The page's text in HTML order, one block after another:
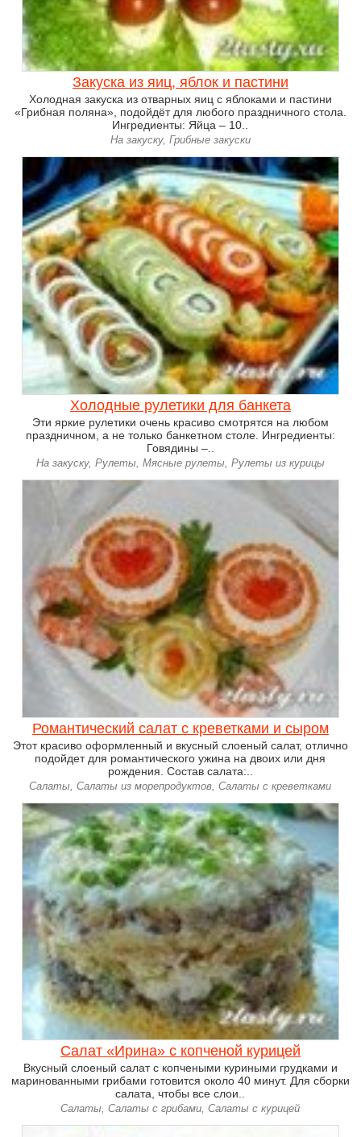
Закуска из яиц, яблок и пастини
Холодная закуска из отварных яиц с яблоками и пастини
«Грибная поляна», подойдёт для любого праздничного стола.
Ингредиенты: Яйца – 10..
На закуску, Грибные закуски
Холодные рулетики для банкета
Эти яркие рулетики очень красиво смотрятся на любом
праздничном, а не только банкетном столе. Ингредиенты:
Говядины –..
На закуску, Рулеты, Мясные рулеты, Рулеты из курицы
Романтический салат с креветками и сыром
Этот красиво оформленный и вкусный слоеный салат, отлично
подойдет для романтического ужина на двоих или дня
рождения. Состав салата:..
Салаты, Салаты из морепродуктов, Салаты с креветками
Салат «Ирина» с копченой курицей
Вкусный слоеный салат с копчеными куриными грудками и
маринованными грибами готовится около 40 минут. Для сборки
салата, чтобы все слои..
Салаты, Салаты с грибами, Салаты с курицей